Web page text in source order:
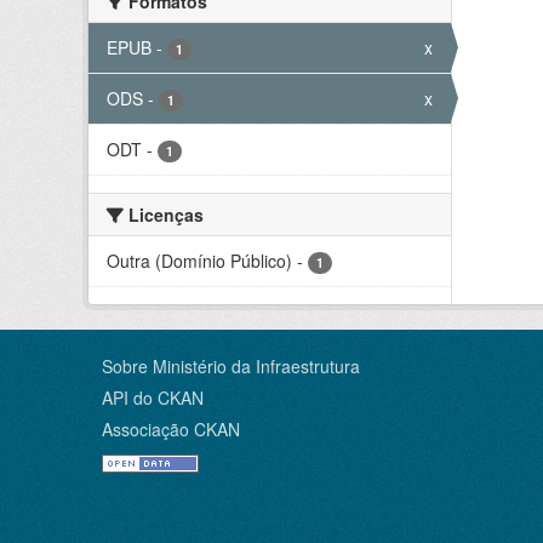
EPUB - 1 x
ODS - 1 x
ODT - 1
Licenças
Outra (Domínio Público) - 1
Sobre Ministério da Infraestrutura
API do CKAN
Associação CKAN